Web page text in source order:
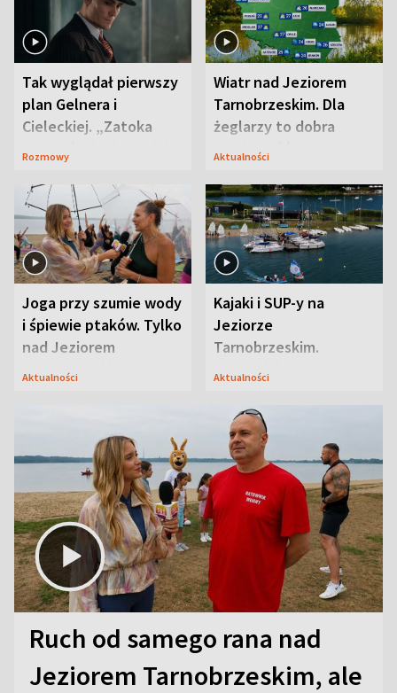
Tak wyglądał pierwszy
plan Gelnera i
Cieleckiej. „Zatoka
szpiegów” od razu ich
Rozmowy
Wiatr nad Jeziorem
Tarnobrzeskim. Dla
żeglarzy to dobra
wiadomość
Aktualności
Joga przy szumie wody
i śpiewie ptaków. Tylko
nad Jeziorem
Tarnobrzeskim
Aktualności
Kajaki i SUP-y na
Jeziorze
Tarnobrzeskim.
Przyrodnicy zwracają
Aktualności
Ruch od samego rana nad
Jeziorem Tarnobrzeskim, ale